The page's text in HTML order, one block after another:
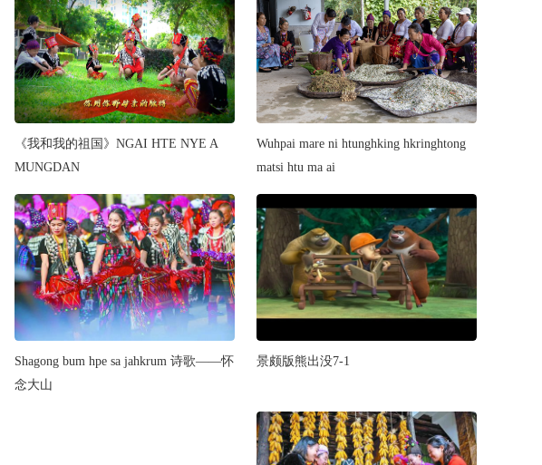
《我和我的祖国》NGAI HTE NYE A
MUNGDAN
Wuhpai mare ni htunghking hkringhtong
matsi htu ma ai
Shagong bum hpe sa jahkrum 诗歌——怀
念大山
景颇版熊出没7-1